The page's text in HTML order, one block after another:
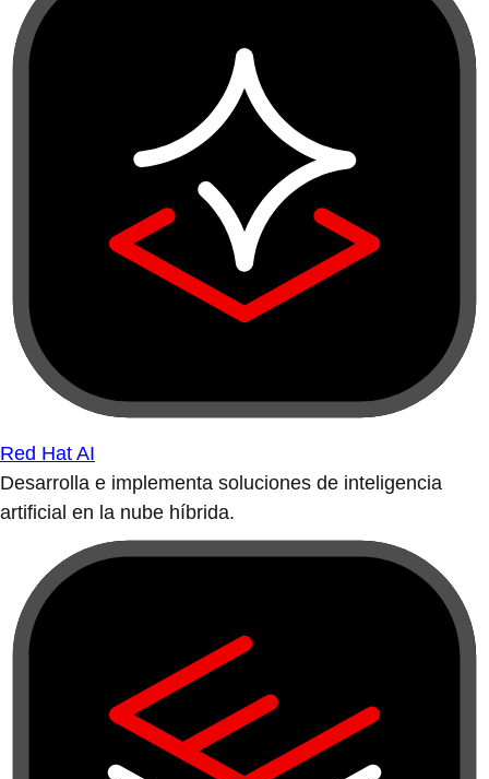
Red Hat AI
Desarrolla e implementa soluciones de inteligencia
artificial en la nube híbrida.